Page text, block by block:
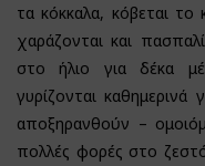
τα κόκκαλα, κόβεται το
χαράζονται και
στο ήλιο για δέκα
γυρίζονται
αποξηρανθούν –
πολλές φορές στο